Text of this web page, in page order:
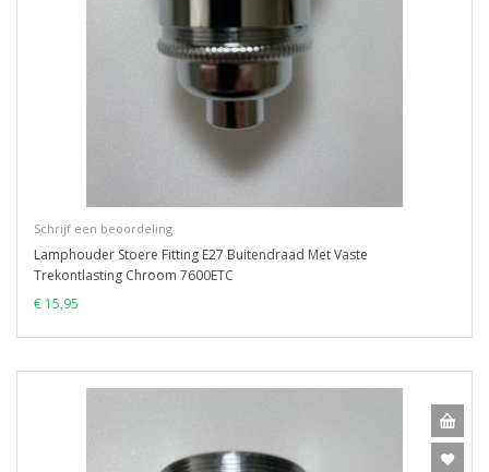
Schrijf een beoordeling
Lamphouder Stoere Fitting E27 Buitendraad Met Vaste
Trekontlasting Chroom 7600ETC
€ 15,95